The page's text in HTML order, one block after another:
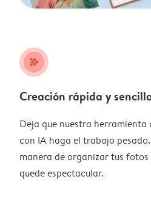
stars_plus
Creación rápida y
Deja que nuestra
con IA haga el trabajo
manera de organizar tus
quede espectacular.